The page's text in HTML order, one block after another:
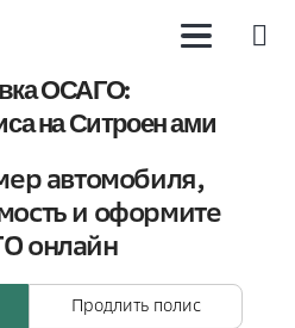
ОСАГО:
на Ситроен ами